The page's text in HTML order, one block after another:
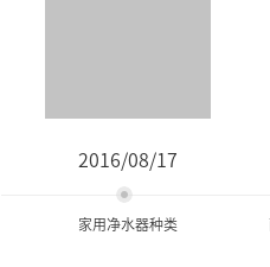
2016/08/17
家用净水器种类